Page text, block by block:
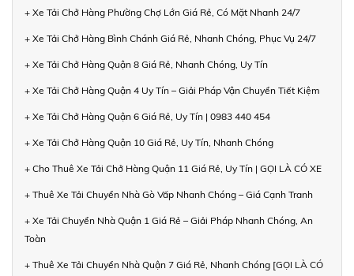
+ Xe Tải Chở Hàng Phường Chợ Lớn Giá Rẻ, Có Mặt Nhanh 24/7
+ Xe Tải Chở Hàng Bình Chánh Giá Rẻ, Nhanh Chóng, Phục Vụ 24/7
+ Xe Tải Chở Hàng Quận 8 Giá Rẻ, Nhanh Chóng, Uy Tín
+ Xe Tải Chở Hàng Quận 4 Uy Tín – Giải Pháp Vận Chuyển Tiết Kiệm
+ Xe Tải Chở Hàng Quận 6 Giá Rẻ, Uy Tín | 0983 440 454
+ Xe Tải Chở Hàng Quận 10 Giá Rẻ, Uy Tín, Nhanh Chóng
+ Cho Thuê Xe Tải Chở Hàng Quận 11 Giá Rẻ, Uy Tín | GỌI LÀ CÓ XE
+ Thuê Xe Tải Chuyển Nhà Gò Vấp Nhanh Chóng – Giá Cạnh Tranh
+ Xe Tải Chuyển Nhà Quận 1 Giá Rẻ – Giải Pháp Nhanh Chóng, An
Toàn
+ Thuê Xe Tải Chuyển Nhà Quận 7 Giá Rẻ, Nhanh Chóng [GỌI LÀ CÓ